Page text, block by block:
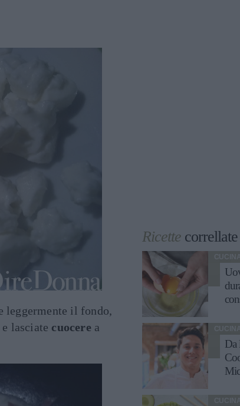
leggermente il fondo,
lasciate cuocere a
Ricette correllate
CUCINA
CUCINA
Da
CUCINA